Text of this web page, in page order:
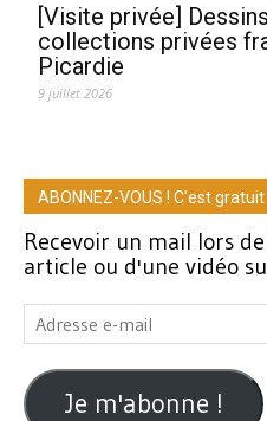
[Visite privée]
collections privées
Picardie
9 juillet 2026
ABONNEZ-VOUS ! C'est gratuit
Recevoir un mail lors
article ou d'une vidéo
Adresse
e-
mail
Je m'abonne !